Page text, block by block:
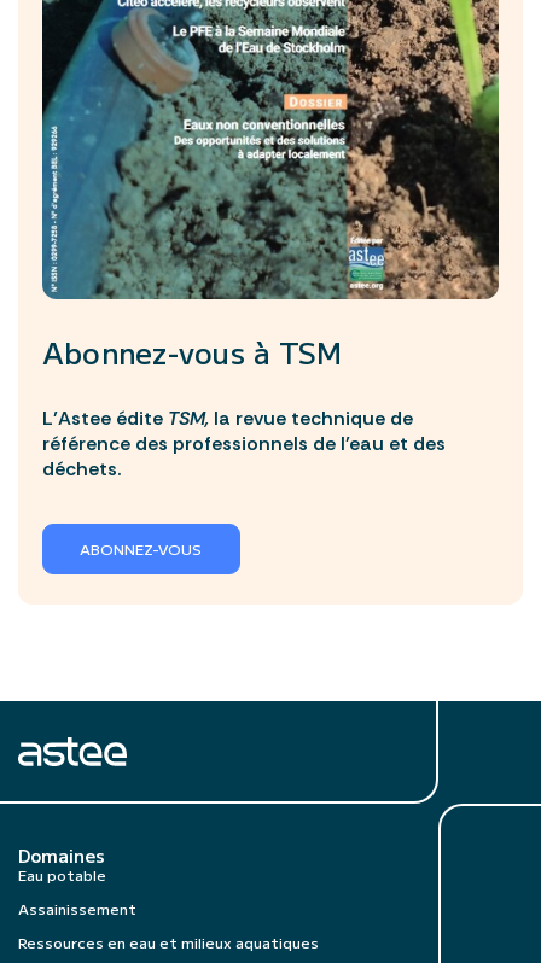
Abonnez-vous à TSM
L’Astee édite TSM, la revue technique de
référence des professionnels de l’eau et des
déchets.
ABONNEZ-VOUS
Domaines
Eau potable
Assainissement
Ressources en eau et milieux aquatiques